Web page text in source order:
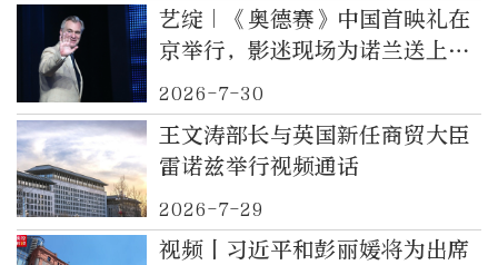
艺绽｜《奥德赛》中国首映礼在
京举行，影迷现场为诺兰送上生
日祝福
2026-7-30
王文涛部长与英国新任商贸大臣
雷诺兹举行视频通话
2026-7-29
视频丨习近平和彭丽媛将为出席